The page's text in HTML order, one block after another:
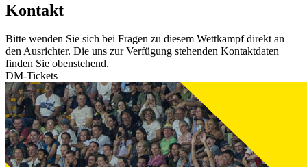
Kontakt
Bitte wenden Sie sich bei Fragen zu diesem Wettkampf direkt an
den Ausrichter. Die uns zur Verfügung stehenden Kontaktdaten
finden Sie obenstehend.
DM-Tickets